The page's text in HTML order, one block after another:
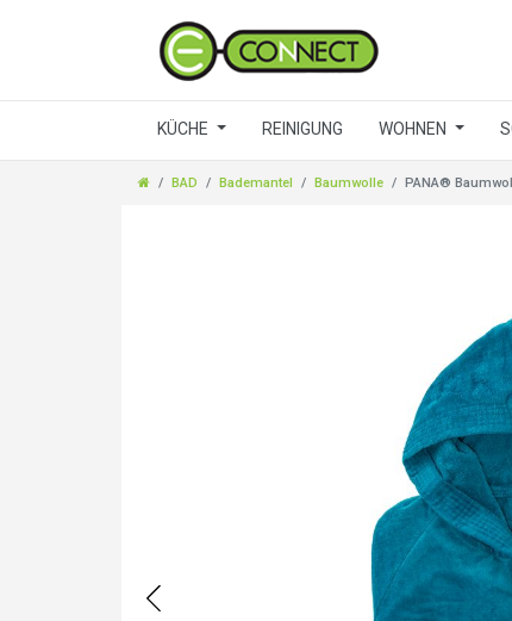
KÜCHE REINIGUNG WOHNEN
BAD Bademantel Baumwolle PANA®